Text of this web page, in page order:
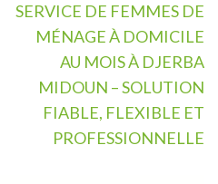
SERVICE DE FEMMES DE
MÉNAGE À DOMICILE
AU MOIS À DJERBA
MIDOUN – SOLUTION
FIABLE, FLEXIBLE ET
PROFESSIONNELLE